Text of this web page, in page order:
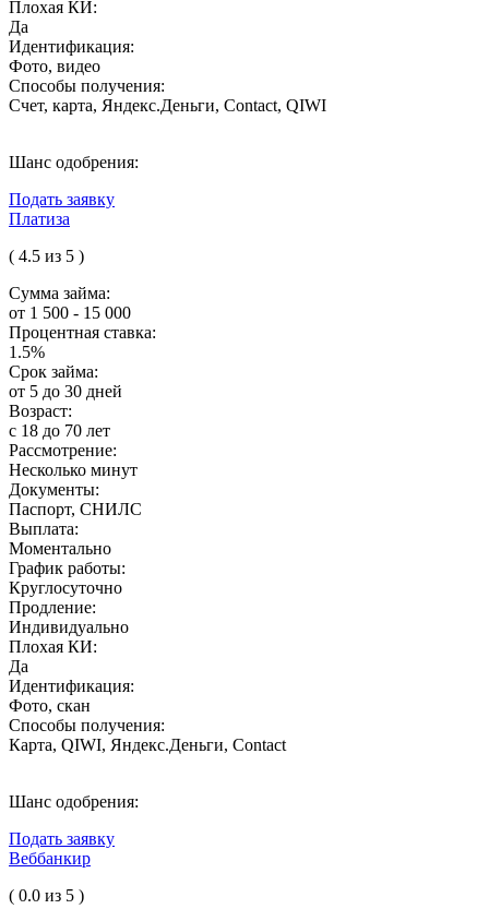
Плохая КИ:
Да
Идентификация:
Фото, видео
Способы получения:
Счет, карта, Яндекс.Деньги, Contact, QIWI
Шанс одобрения:
Подать заявку
Платиза
( 4.5 из 5 )
Сумма займа:
от 1 500 - 15 000
Процентная ставка:
1.5%
Срок займа:
от 5 до 30 дней
Возраст:
с 18 до 70 лет
Рассмотрение:
Несколько минут
Документы:
Паспорт, СНИЛС
Выплата:
Моментально
График работы:
Круглосуточно
Продление:
Индивидуально
Плохая КИ:
Да
Идентификация:
Фото, скан
Способы получения:
Карта, QIWI, Яндекс.Деньги, Contact
Шанс одобрения:
Подать заявку
Веббанкир
( 0.0 из 5 )